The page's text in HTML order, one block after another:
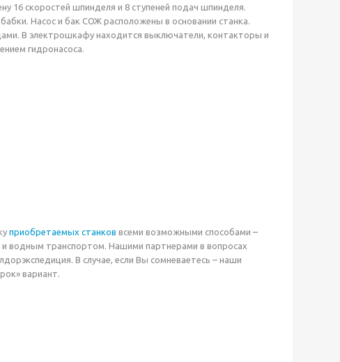
16 скоростей шпинделя и 8 ступеней подач шпинделя.
Насос и бак СОЖ расположены в основании станка.
В электрошкафу находится выключатели, контакторы и
гидронасоса.
приобретаемых станков всеми возможными способами –
водным транспортом. Нашими партнерами в вопросах
В случае, если Вы сомневаетесь – наши
вариант.